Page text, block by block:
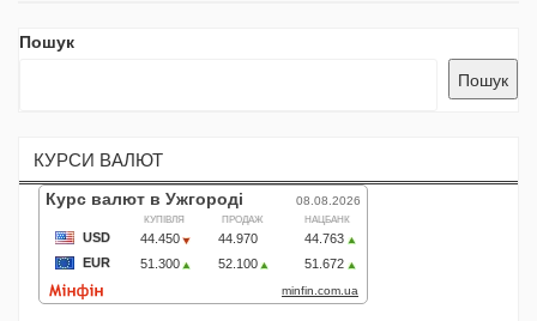
Пошук
Пошук
КУРСИ ВАЛЮТ